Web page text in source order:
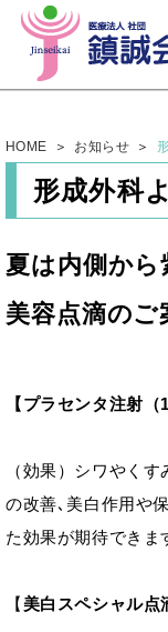
HOME お知らせ
形成外科
夏は内側か
美容点滴のご
【プラセンタ注射
（効果）シワやく
の改善､美白作用や
た効果が期待できま
【美白スペシャル